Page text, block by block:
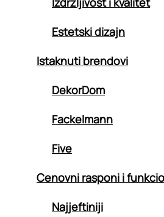
Estetski dizajn
Istaknuti brendovi
DekorDom
Fackelmann
Five
Cenovni rasponi i
Najjeftiniji